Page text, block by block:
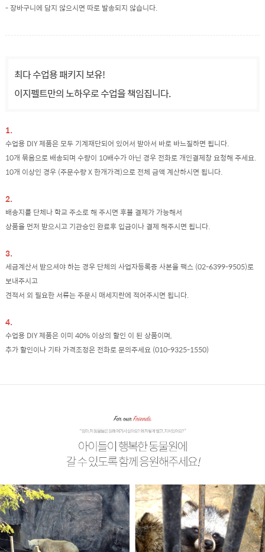
- 장바구니에 담지 않으시면 따로 발송되지 않습니다.
최다 수업용 패키지 보유!
이지펠트만의 노하우로 수업을 책임집니다.
1.
수업용 DIY 제품은 모두 기계재단되어 있어서 받아서 바로 바느질하면 됩니다.
10개 묶음으로 배송되며 수량이 10배수가 아닌 경우 전화로 개인결제창 요청해 주세요.
10개 이상인 경우 (주문수량 X 한개가격)으로 전체 금액 계산하시면 됩니다.
2.
배송지를 단체나 학교 주소로 해 주시면 후불 결제가 가능해서
상품을 먼저 받으시고 기관승인 완료후 입금이나 결제 해주시면 됩니다.
3.
세금계산서 받으셔야 하는 경우 단체의 사업자등록증 사본을 팩스 (02-6399-9505)로
보내주시고
견적서 외 필요한 서류는 주문시 매세지란에 적어주시면 됩니다.
4.
수업용 DIY 제품은 이미 40% 이상의 할인 이 된 상품이며,
추가 할인이나 기타 가격조정은 전화로 문의주세요 (010-9325-1550)